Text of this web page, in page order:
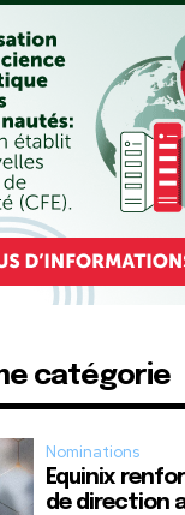
catégorie
Nominations
Equinix
de direction